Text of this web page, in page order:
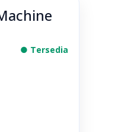
● Tersedia